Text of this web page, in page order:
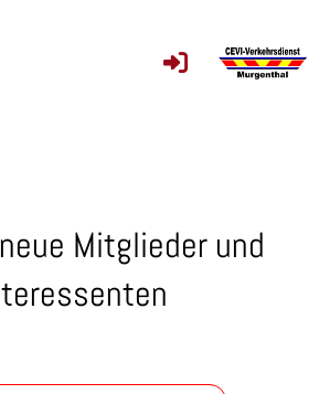
Mitglieder und